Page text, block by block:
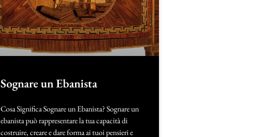
Sognare un Ebanista
Cosa Significa Sognare un Ebanista? Sognare un
ebanista può rappresentare la tua capacità di
costruire, creare e dare forma ai tuoi pensieri e